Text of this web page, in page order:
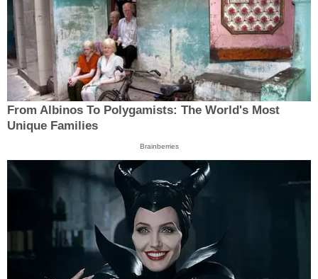
From Albinos To Polygamists: The World's Most
Unique Families
Brainberries